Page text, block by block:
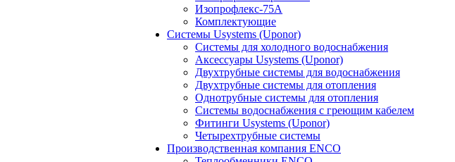
Изопрофлекс-75А
Комплектующие
Системы Usystems (Uponor)
Cистемы для холодного водоснабжения
Аксессуары Usystems (Uponor)
Двухтрубные системы для водоснабжения
Двухтрубные системы для отопления
Однотрубные системы для отопления
Системы водоснабжения с греющим кабелем
Фитинги Usystems (Uponor)
Четырехтрубные системы
Производственная компания ENCO